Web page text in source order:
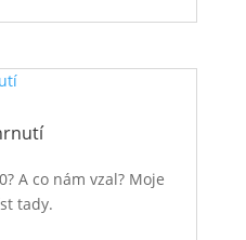
A co nám vzal? Moje
tady.